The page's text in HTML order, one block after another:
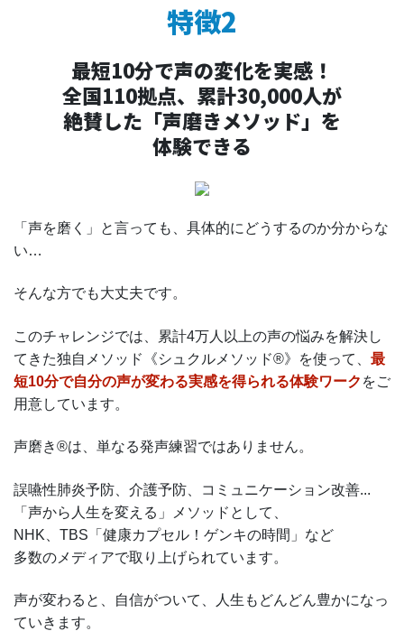
特徴2
最短10分で声の変化を実感！
全国110拠点、累計30,000人が
絶賛した「声磨きメソッド」を
体験できる
「声を磨く」と言っても、具体的にどうするのか分からな
い…
そんな方でも大丈夫です。
このチャレンジでは、累計4万人以上の声の悩みを解決し
てきた独自メソッド《シュクルメソッド®》を使って、 最
短10分で自分の声が変わる実感を得られる体験ワーク をご
用意しています。
声磨き®は、単なる発声練習ではありません。
誤嚥性肺炎予防、介護予防、コミュニケーション改善...
「声から人生を変える」メソッドとして、
NHK、TBS「健康カプセル！ゲンキの時間」など
多数のメディアで取り上げられています。
声が変わると、自信がついて、人生もどんどん豊かになっ
ていきます。